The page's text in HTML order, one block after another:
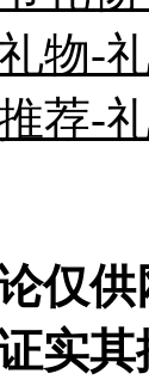
物-
荐-
仅
实其